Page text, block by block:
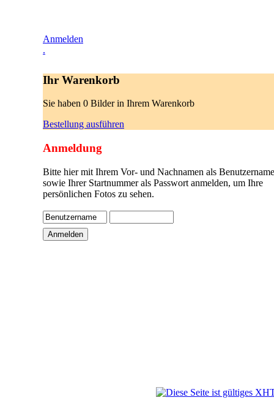
Anmelden
.
Ihr Warenkorb
Sie haben 0 Bilder in Ihrem Warenkorb
Bestellung ausführen
Anmeldung
Bitte hier mit Ihrem Vor- und Nachnamen als
sowie Ihrer Startnummer als Passwort anmelden, um Ihre
persönlichen Fotos zu sehen.